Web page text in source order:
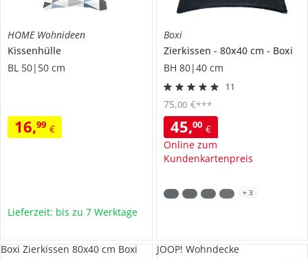
HOME Wohnideen
Kissenhülle
BL 50|50 cm
16,99 €
Lieferzeit: bis zu 7 Werktage
Boxi
Zierkissen
80x40 cm
Boxi
BH 80|40 cm
11
45,00 €
Online zum
Kundenkartenpreis
75,00 €***
+ 3
Boxi Zierkissen 80x40 cm Boxi JOOP! Wohndecke